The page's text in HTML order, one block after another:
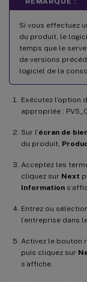
Si vous effectuez
du produit, le
temps que le
de versions
logiciel de la
Exécutez l’option
appropriée :
Sur l’écran de
du produit,
Acceptez les
cliquez sur Next
Information
Entrez ou
l’entreprise dans
Activez le bouton
puis cliquez sur
s’affiche.